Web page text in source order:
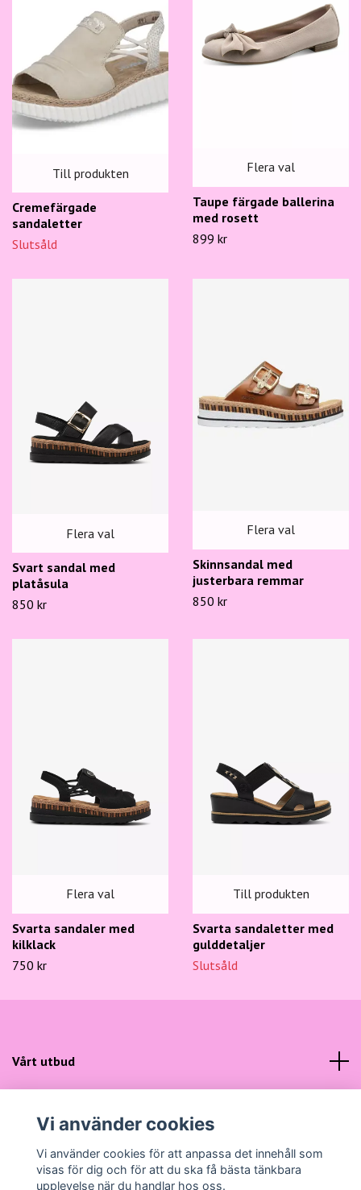
Till produkten
Cremefärgade
sandaletter
Slutsåld
Flera val
Taupe färgade ballerina
med rosett
899 kr
Flera val
Svart sandal med
platåsula
850 kr
Flera val
Skinnsandal med
justerbara remmar
850 kr
Flera val
Svarta sandaler med
kilklack
750 kr
Till produkten
Svarta sandaletter med
gulddetaljer
Slutsåld
Vårt utbud
Sociala medier
Vi använder cookies
Vi använder cookies för att anpassa det innehåll som
visas för dig och för att du ska få bästa tänkbara
upplevelse när du handlar hos oss.